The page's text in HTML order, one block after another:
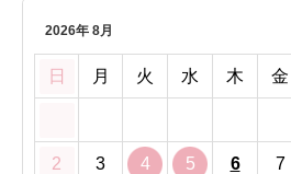
2026年 8月
日 月 火 水 木 金
2 3 4 5 6 7